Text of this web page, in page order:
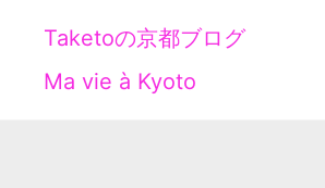
Taketoの京都ブログ
Ma vie à Kyoto